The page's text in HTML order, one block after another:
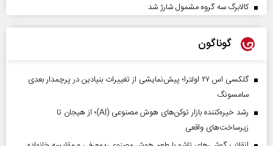
کالابرگ سه گروه مشمول شارژ شد
گوناگون
گلکسی اس ۲۷ اولترا؛ پیش‌نمایشی از تغییرات بنیادین در پرچمدار بعدی
سامسونگ
رشد خیره‌کننده بازار توکن‌های هوش مصنوعی (AI)؛ از هیجان تا
زیرساخت‌های واقعی